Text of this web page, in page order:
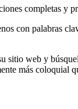
completas y
con palabras
sitio web y
más coloquial